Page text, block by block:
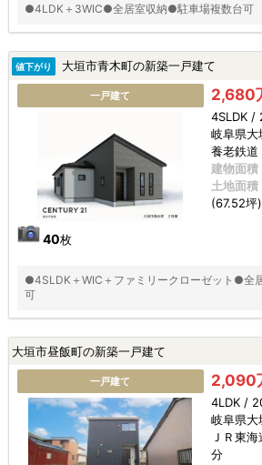
●4LDK＋3WIC●全居室収納●駐車場複数台可
値下がり 大垣市青木町の新築一戸建て
一戸建て
40枚
2,680
4SLDK /
岐阜県大
養老鉄道
建物面積
土地面積
(67.52坪)
●4SLDK＋WIC＋ファミリークローゼット●全
可
大垣市昼飯町の新築一戸建て
一戸建て 2,090
4LDK /
岐阜県大
ＪＲ東
分